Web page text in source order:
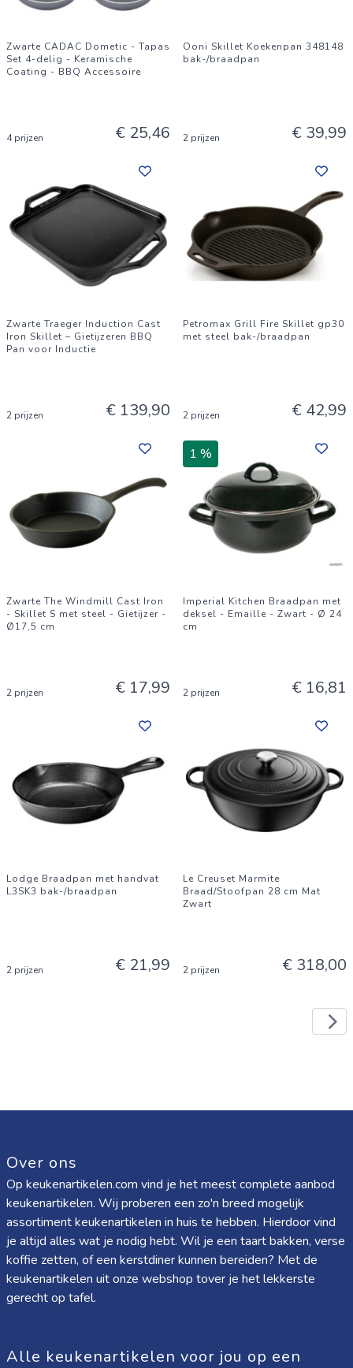
Zwarte CADAC Dometic - Tapas
Set 4-delig - Keramische
Coating - BBQ Accessoire
4 prijzen € 25,46
Ooni Skillet Koekenpan 348148
bak-/braadpan
2 prijzen € 39,99
Zwarte Traeger Induction Cast
Iron Skillet – Gietijzeren BBQ
Pan voor Inductie
2 prijzen € 139,90
Petromax Grill Fire Skillet gp30
met steel bak-/braadpan
2 prijzen € 42,99
Zwarte The Windmill Cast Iron
- Skillet S met steel - Gietijzer -
Ø17,5 cm
2 prijzen € 17,99
1 %
Imperial Kitchen Braadpan met
deksel - Emaille - Zwart - Ø 24
cm
2 prijzen € 16,81
Lodge Braadpan met handvat
L3SK3 bak-/braadpan
2 prijzen € 21,99
Le Creuset Marmite
Braad/Stoofpan 28 cm Mat
Zwart
2 prijzen € 318,00
Over ons
Op keukenartikelen.com vind je het meest complete aanbod
keukenartikelen. Wij proberen een zo'n breed mogelijk
assortiment keukenartikelen in huis te hebben. Hierdoor vind
je altijd alles wat je nodig hebt. Wil je een taart bakken, verse
koffie zetten, of een kerstdiner kunnen bereiden? Met de
keukenartikelen uit onze webshop tover je het lekkerste
gerecht op tafel.
Alle keukenartikelen voor jou op een